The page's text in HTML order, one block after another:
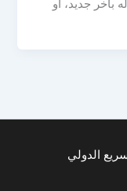
بآخر جديد، أو